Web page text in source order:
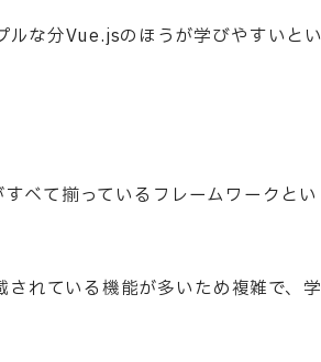
ルな分Vue.jsのほうが学びやすいとい
べて揃っているフレームワークとい
れている機能が多いため複雑で、学